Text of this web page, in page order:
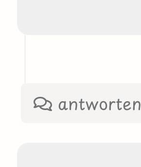
antworten